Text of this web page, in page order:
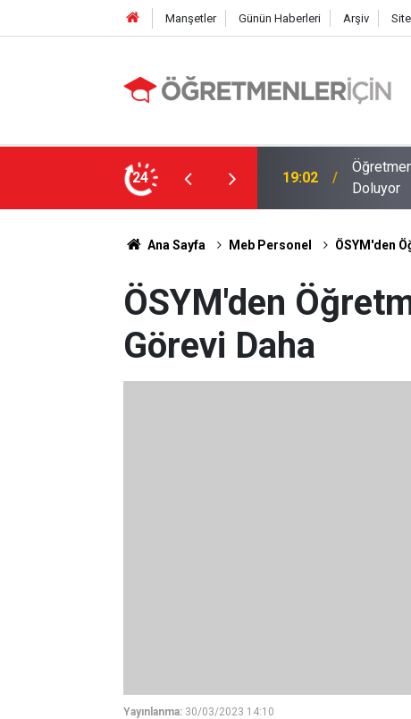
Manşetler Günün Haberleri Arşiv
24
Doluyor
09:01
2026
Ana Sayfa Meb Personel ÖSYM'den
ÖSYM'den
Görevi Daha
Yayınlanma: 30/03/2023 14:10